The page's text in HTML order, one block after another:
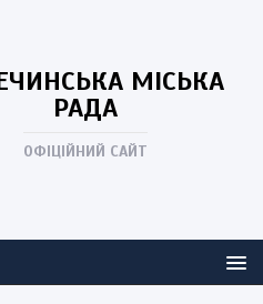
МІСЬКА
РАДА
ОФІЦІЙНИЙ САЙТ